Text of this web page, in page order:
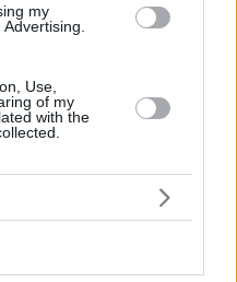
my
Use,
of my
with the